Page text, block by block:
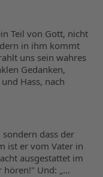
Teil von Gott, nicht
in ihm kommt
uns sein wahres
Gedanken,
Hass, nach
sondern dass der
ist er vom Vater in
ausgestattet im
hören!" Und: „…